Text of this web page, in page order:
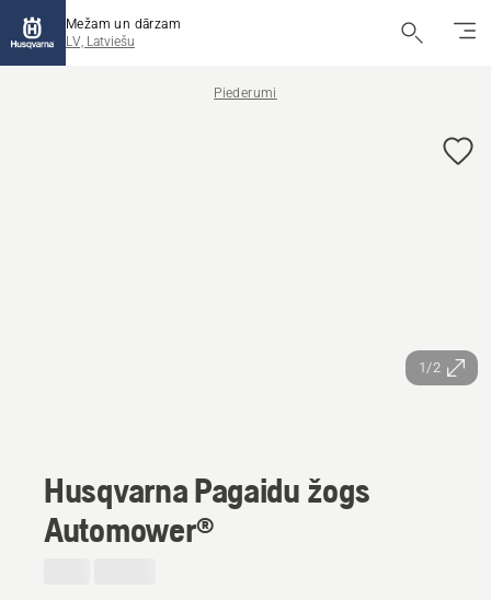
Mežam un dārzam
LV, Latviešu
Piederumi
1/2
Husqvarna Pagaidu žogs
Automower®